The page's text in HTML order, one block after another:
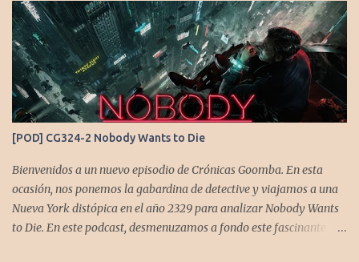
asegurar que, al menos uno, se adapte a tus gustos. Si te gusta este
tipo de contenido, háznoslo saber para crear nuevas entradas con
otros doce juegos imprescindibles. Cuphead En la mente de los dos
hermanos desarrolladores, la idea de fusionar el arte de las
películas de animación clásica con un juego de disparos (al estilo
Contra o Metal Slug) era una apuesta ganadora. En la ejecución, la
calidad es insuperable. Posee un excelente diseño de niveles,
variedad de jefes, plataformas desafiantes y una música
estupenda. Es un título que te mantiene enganchado a pesar de su
alta dificultad...
[POD] CG324-2 Nobody Wants to Die
Bienvenidos a un nuevo episodio de Crónicas Goomba. En esta
ocasión, nos ponemos la gabardina de detective y viajamos a una
Nueva York distópica en el año 2329 para analizar Nobody Wants
to Die. En este podcast, desmenuzamos a fondo este fascinante